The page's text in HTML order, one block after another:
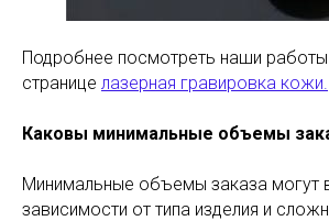
Подробнее посмотреть наши
странице лазерная гравировка кожи.
Каковы минимальные объемы
Минимальные объемы заказа могут
зависимости от типа изделия и